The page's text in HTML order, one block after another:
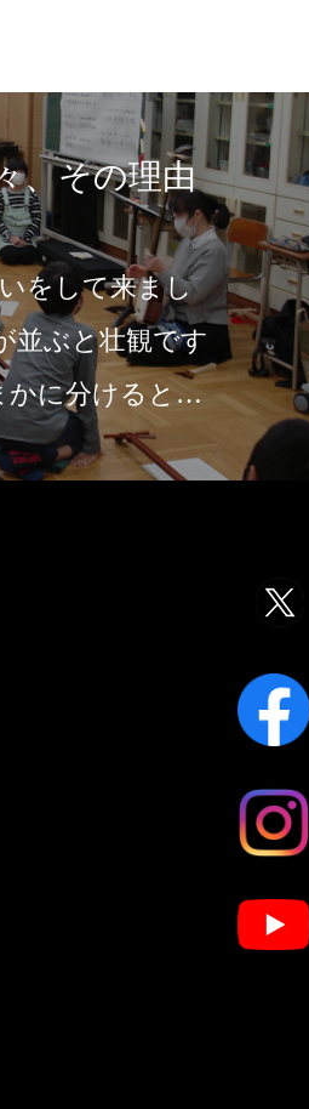
、その理由
をして来まし
並ぶと壮観です
かに分けると、